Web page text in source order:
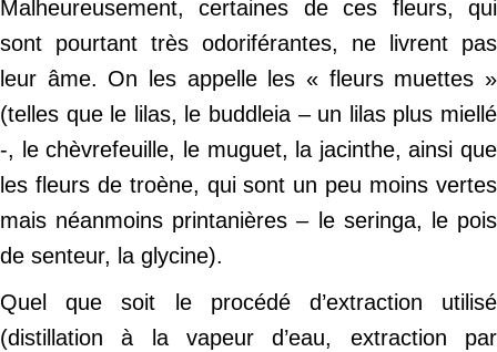
Malheureusement, certaines de ces fleurs, qui
sont pourtant très odoriférantes, ne livrent pas
leur âme. On les appelle les « fleurs muettes »
(telles que le lilas, le buddleia – un lilas plus miellé
-, le chèvrefeuille, le muguet, la jacinthe, ainsi que
les fleurs de troène, qui sont un peu moins vertes
mais néanmoins printanières – le seringa, le pois
de senteur, la glycine).
Quel que soit le procédé d’extraction utilisé
(distillation à la vapeur d’eau, extraction par